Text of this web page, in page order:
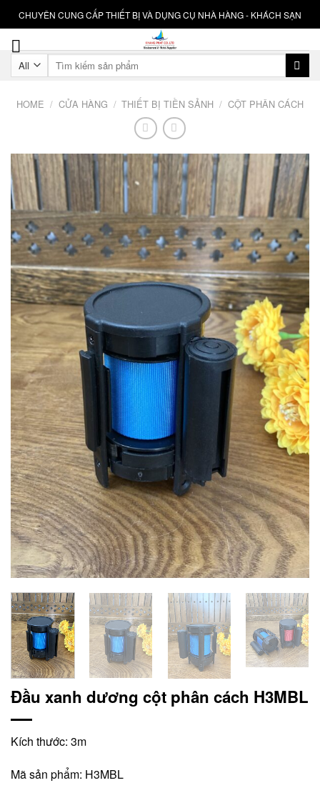
Skip
to
content
CHUYÊN CUNG CẤP THIẾT BỊ VÀ DỤNG CỤ NHÀ HÀNG - KHÁCH SẠN
Search
for:
HOME / CỬA HÀNG / THIẾT BỊ TIỀN SẢNH / CỘT PHÂN CÁCH
Đầu xanh dương cột phân cách H3MBL
Kích thước: 3m
Mã sản phẩm: H3MBL